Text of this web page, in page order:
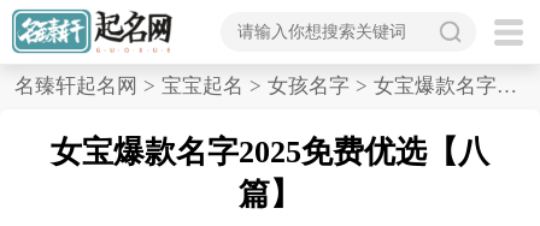
首
名臻轩起名网 > 宝宝起名 > 女孩名字 > 女宝爆款名字2025免费优选,八篇
女宝爆款名字2025免费优选【八
篇】